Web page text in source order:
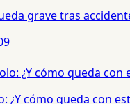
grave tras
¿Y cómo queda con